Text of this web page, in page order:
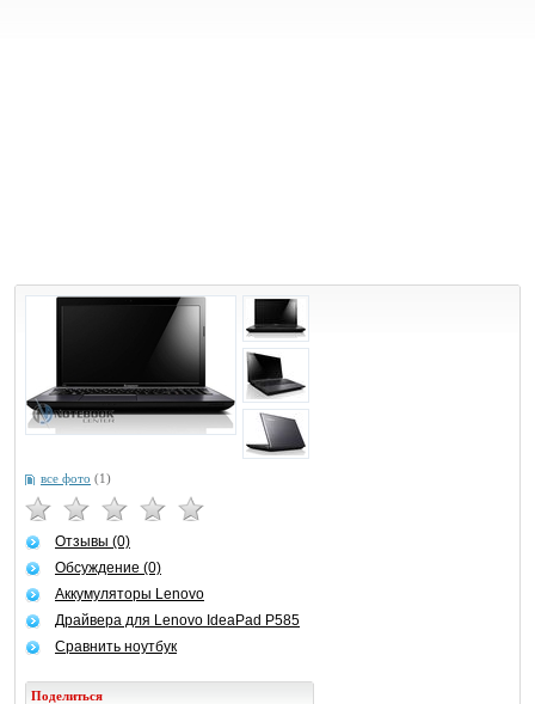
все фото (1)
Отзывы (0)
Обсуждение (0)
Аккумуляторы Lenovo
Драйвера для Lenovo IdeaPad P585
Сравнить ноутбук
Поделиться